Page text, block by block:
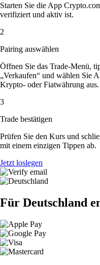
Starten Sie die App
verifiziert und aktiv ist.
2
Pairing auswählen
Öffnen Sie das Trade-Menü,
„Verkaufen“ und wählen Sie
Krypto- oder Fiatwährung aus.
3
Trade bestätigen
Prüfen Sie den Kurs und
mit einem einzigen Tippen ab.
Jetzt loslegen
Für Deutschland